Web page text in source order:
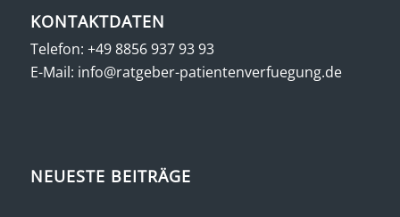
KONTAKTDATEN
Telefon: +49 8856 937 93 93
E-Mail: info@ratgeber-patientenverfuegung.de
NEUESTE BEITRÄGE